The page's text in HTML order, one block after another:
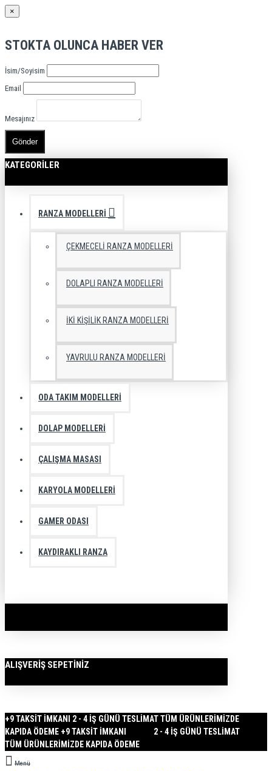
×
STOKTA OLUNCA HABER VER
İsim/Soyisim
Email
Mesajınız
Gönder
KATEGORILER
RANZA MODELLERI
ÇEKMECELI RANZA MODELLERI
DOLAPLI RANZA MODELLERI
İKI KIŞILIK RANZA MODELLERI
YAVRULU RANZA MODELLERI
ODA TAKIM MODELLERI
DOLAP MODELLERI
ÇALIŞMA MASASI
KARYOLA MODELLERI
GAMER ODASI
KAYDIRAKLI RANZA
ALIŞVERIŞ SEPETINIZ
+9 TAKSİT İMKANI 2 - 4 İŞ GÜNÜ TESLİMATTÜM ÜRÜNLERİMİZDE
KAPIDA ÖDEME +9 TAKSİT İMKANI 2 - 4 İŞ GÜNÜ TESLİMAT
TÜM ÜRÜNLERİMİZDE KAPIDA ÖDEME
Menü